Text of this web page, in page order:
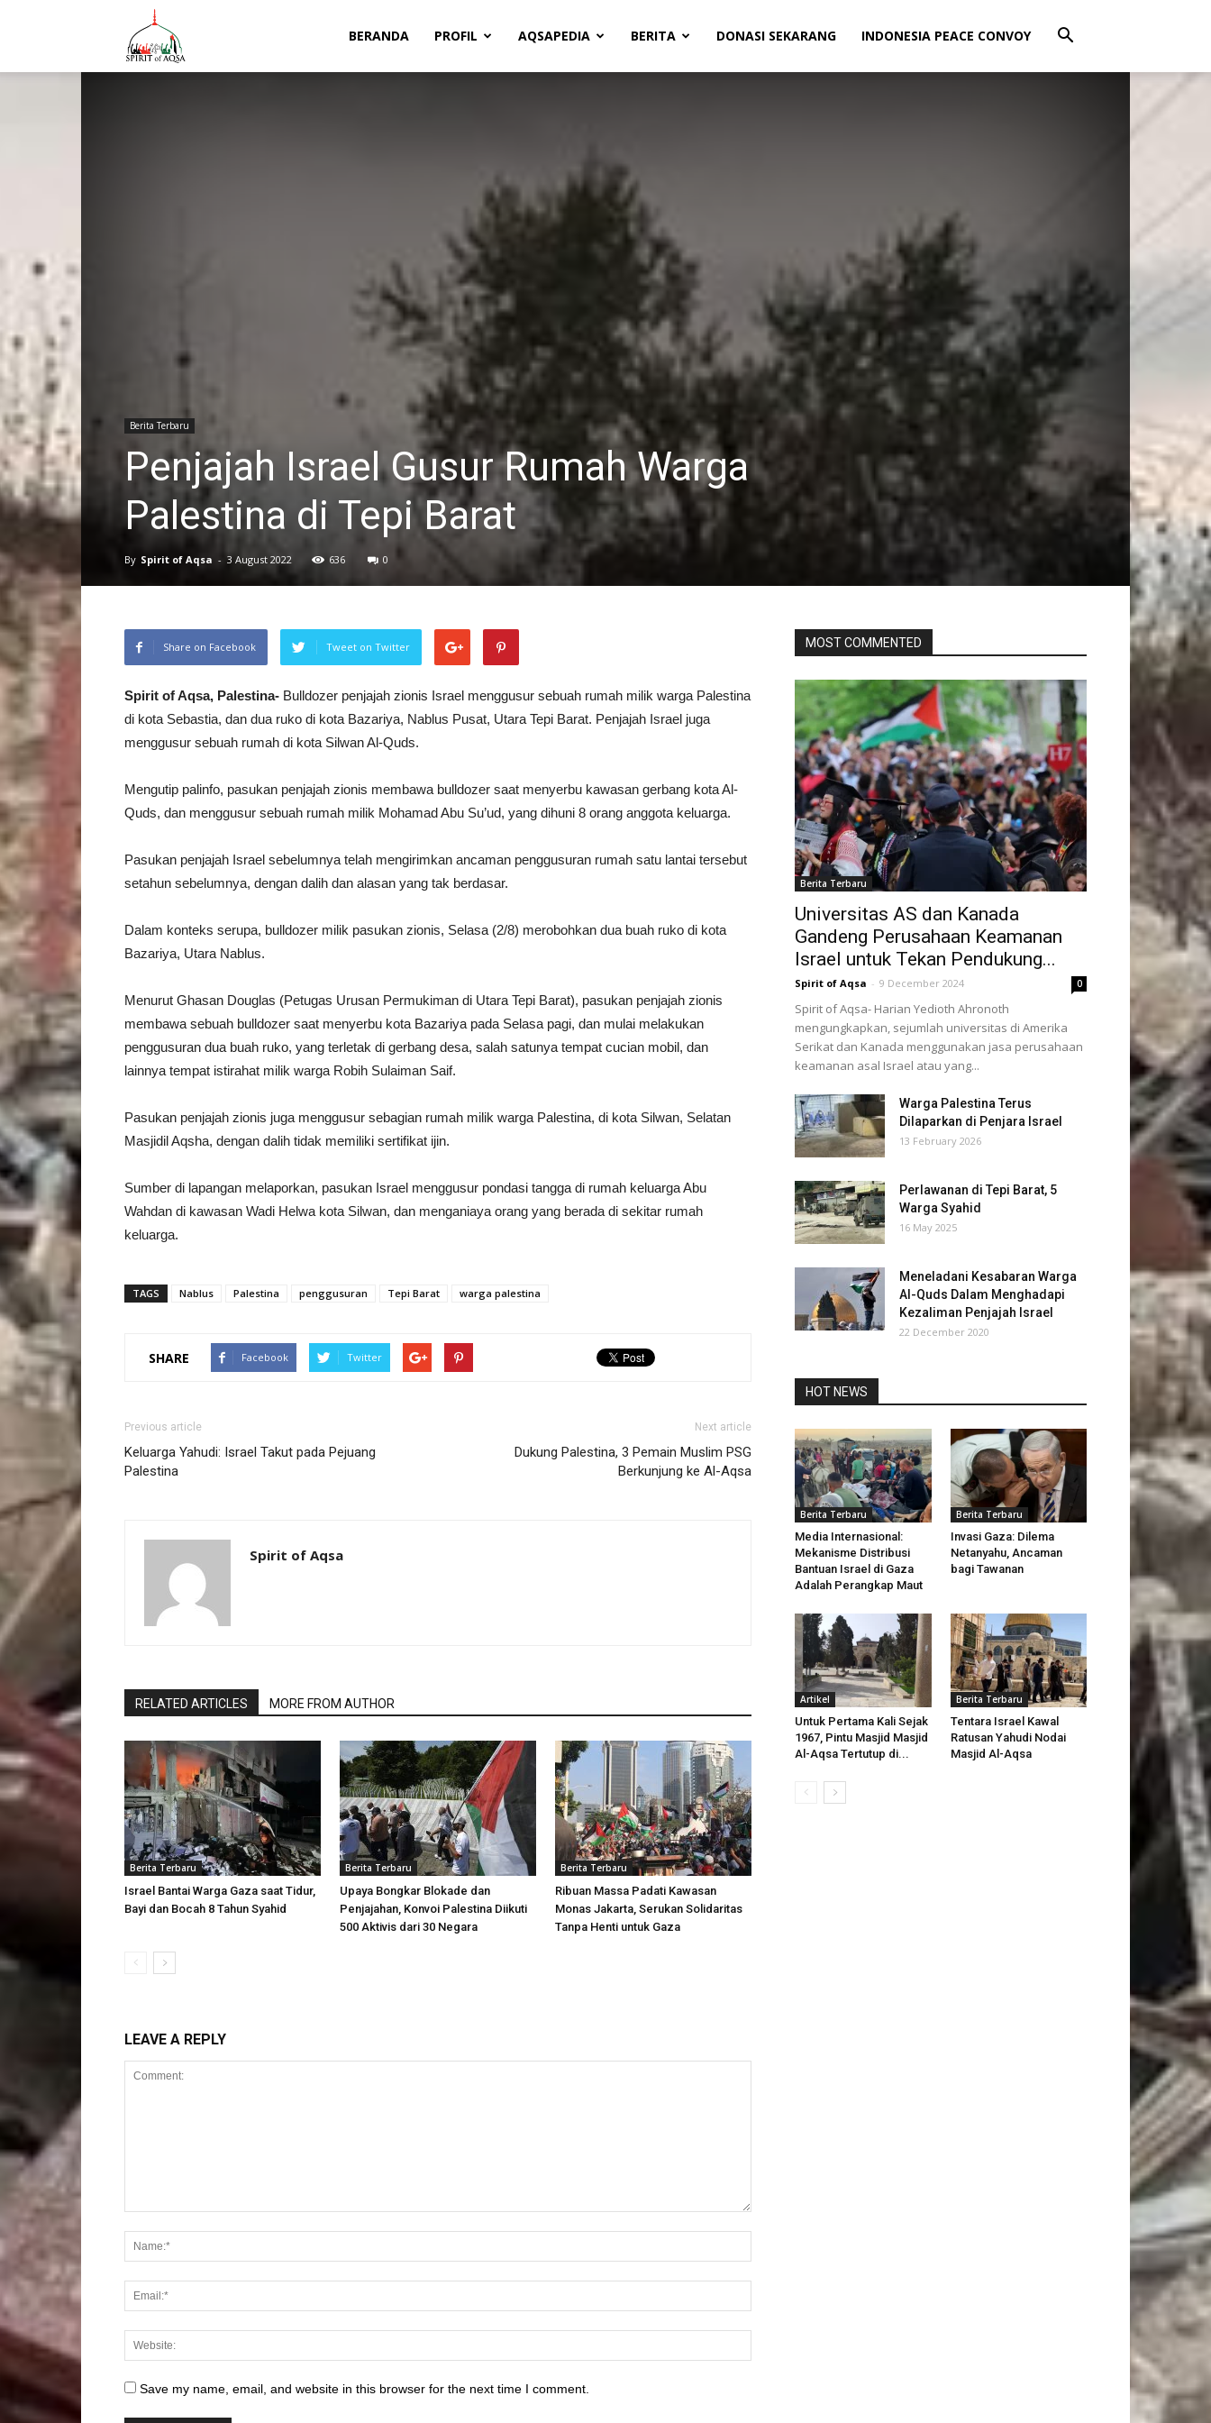
BERANDA PROFIL AQSAPEDIA BERITA DONASI SEKARANG INDONESIA PEACE CONVOY
Berita Terbaru
Penjajah Israel Gusur Rumah Warga
Palestina di Tepi Barat
By Spirit of Aqsa - 3 August 2022 636 0
Share on Facebook Tweet on Twitter
Spirit of Aqsa, Palestina- Bulldozer penjajah zionis Israel menggusur sebuah rumah milik warga Palestina
di kota Sebastia, dan dua ruko di kota Bazariya, Nablus Pusat, Utara Tepi Barat. Penjajah Israel juga
menggusur sebuah rumah di kota Silwan Al-Quds.
Mengutip palinfo, pasukan penjajah zionis membawa bulldozer saat menyerbu kawasan gerbang kota Al-
Quds, dan menggusur sebuah rumah milik Mohamad Abu Su’ud, yang dihuni 8 orang anggota keluarga.
Pasukan penjajah Israel sebelumnya telah mengirimkan ancaman penggusuran rumah satu lantai tersebut
setahun sebelumnya, dengan dalih dan alasan yang tak berdasar.
Dalam konteks serupa, bulldozer milik pasukan zionis, Selasa (2/8) merobohkan dua buah ruko di kota
Bazariya, Utara Nablus.
Menurut Ghasan Douglas (Petugas Urusan Permukiman di Utara Tepi Barat), pasukan penjajah zionis
membawa sebuah bulldozer saat menyerbu kota Bazariya pada Selasa pagi, dan mulai melakukan
penggusuran dua buah ruko, yang terletak di gerbang desa, salah satunya tempat cucian mobil, dan
lainnya tempat istirahat milik warga Robih Sulaiman Saif.
Pasukan penjajah zionis juga menggusur sebagian rumah milik warga Palestina, di kota Silwan, Selatan
Masjidil Aqsha, dengan dalih tidak memiliki sertifikat ijin.
Sumber di lapangan melaporkan, pasukan Israel menggusur pondasi tangga di rumah keluarga Abu
Wahdan di kawasan Wadi Helwa kota Silwan, dan menganiaya orang yang berada di sekitar rumah
keluarga.
TAGS Nablus Palestina penggusuran Tepi Barat warga palestina
SHARE Facebook Twitter
Previous article
Keluarga Yahudi: Israel Takut pada Pejuang
Palestina
Next article
Dukung Palestina, 3 Pemain Muslim PSG
Berkunjung ke Al-Aqsa
Spirit of Aqsa
RELATED ARTICLES MORE FROM AUTHOR
Berita Terbaru
Israel Bantai Warga Gaza saat Tidur,
Bayi dan Bocah 8 Tahun Syahid
Berita Terbaru
Upaya Bongkar Blokade dan
Penjajahan, Konvoi Palestina Diikuti
500 Aktivis dari 30 Negara
Berita Terbaru
Ribuan Massa Padati Kawasan
Monas Jakarta, Serukan Solidaritas
Tanpa Henti untuk Gaza
LEAVE A REPLY
Save my name, email, and website in this browser for the next time I comment.
MOST COMMENTED
Berita Terbaru
Universitas AS dan Kanada
Gandeng Perusahaan Keamanan
Israel untuk Tekan Pendukung...
Spirit of Aqsa - 9 December 2024 0
Spirit of Aqsa- Harian Yedioth Ahronoth
mengungkapkan, sejumlah universitas di Amerika
Serikat dan Kanada menggunakan jasa perusahaan
keamanan asal Israel atau yang...
Warga Palestina Terus
Dilaparkan di Penjara Israel
13 February 2026
Perlawanan di Tepi Barat, 5
Warga Syahid
16 May 2025
Meneladani Kesabaran Warga
Al-Quds Dalam Menghadapi
Kezaliman Penjajah Israel
22 December 2020
HOT NEWS
Berita Terbaru
Media Internasional:
Mekanisme Distribusi
Bantuan Israel di Gaza
Adalah Perangkap Maut
Berita Terbaru
Invasi Gaza: Dilema
Netanyahu, Ancaman
bagi Tawanan
Artikel
Untuk Pertama Kali Sejak
1967, Pintu Masjid Masjid
Al-Aqsa Tertutup di...
Berita Terbaru
Tentara Israel Kawal
Ratusan Yahudi Nodai
Masjid Al-Aqsa